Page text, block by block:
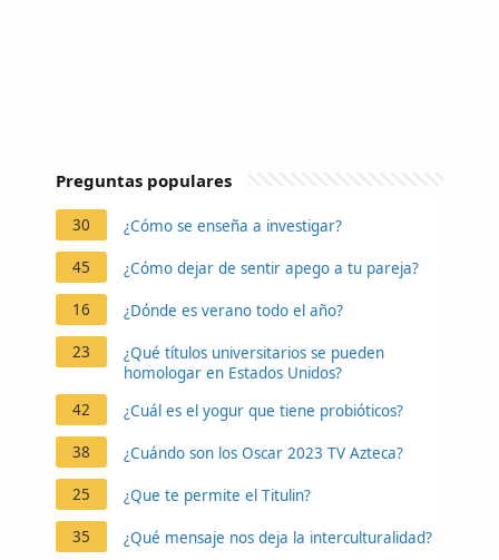
Preguntas populares
30 ¿Cómo se enseña a investigar?
45 ¿Cómo dejar de sentir apego a tu pareja?
16 ¿Dónde es verano todo el año?
23
¿Qué títulos universitarios se pueden
homologar en Estados Unidos?
42
¿Cuál es el yogur que tiene probióticos?
38 ¿Cuándo son los Oscar 2023 TV Azteca?
25 ¿Que te permite el Titulin?
35 ¿Qué mensaje nos deja la interculturalidad?